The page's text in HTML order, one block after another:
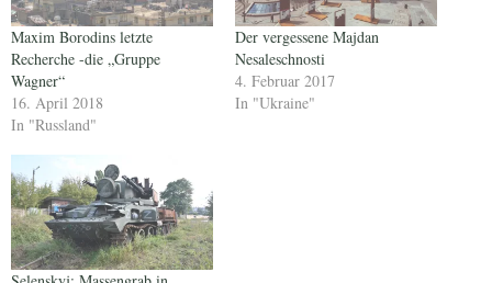
Maxim Borodins letzte
Recherche -die „Gruppe
Wagner“
16. April 2018
In "Russland"
Der vergessene Majdan
Nesaleschnosti
4. Februar 2017
In "Ukraine"